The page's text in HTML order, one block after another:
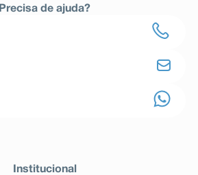
Precisa de ajuda?
Institucional